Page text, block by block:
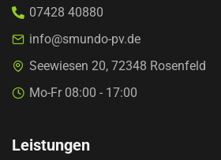
07428 40880
info@smundo-pv.de
Seewiesen 20, 72348 Rosenfeld
Mo-Fr 08:00 - 17:00
Leistungen